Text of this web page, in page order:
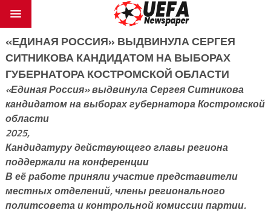
«ЕДИНАЯ РОССИЯ» ВЫДВИНУЛА СЕРГЕЯ
СИТНИКОВА КАНДИДАТОМ НА ВЫБОРАХ
ГУБЕРНАТОРА КОСТРОМСКОЙ ОБЛАСТИ
«Единая Россия» выдвинула Сергея Ситникова
кандидатом на выборах губернатора Костромской
области
2025,
Кандидатуру действующего главы региона
поддержали на конференции
В её работе приняли участие представители
местных отделений, члены регионального
политсовета и контрольной комиссии партии.